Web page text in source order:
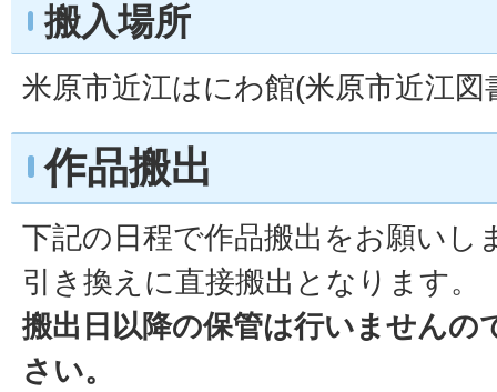
搬入場所
米原市近江はにわ館(米原市近江図
作品搬出
下記の日程で作品搬出をお願いし
引き換えに直接搬出となります。
搬出日以降の保管は行いませんの
さい。